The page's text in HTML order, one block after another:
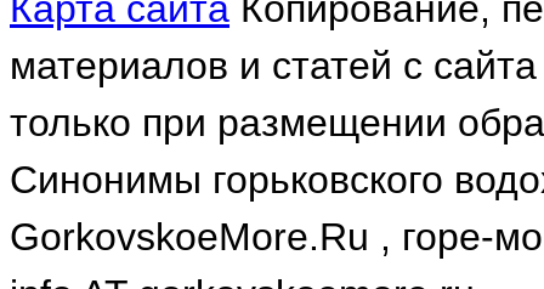
материалов и статей с
только при размещении
Синонимы горьковского
GorkovskoeMore.Ru , горе-